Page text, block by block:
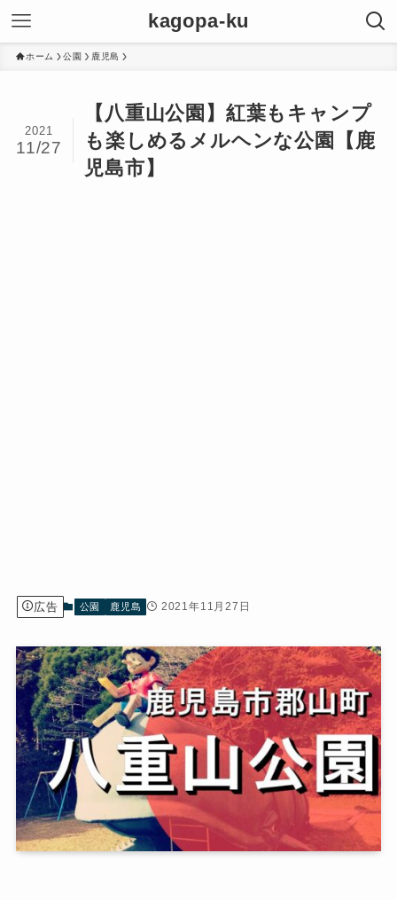
kagopa-ku
ホーム 公園 鹿児島
【八重山公園】紅葉もキャンプ
も楽しめるメルヘンな公園【鹿
児島市】
2021
11/27
広告 公園 鹿児島 2021年11月27日